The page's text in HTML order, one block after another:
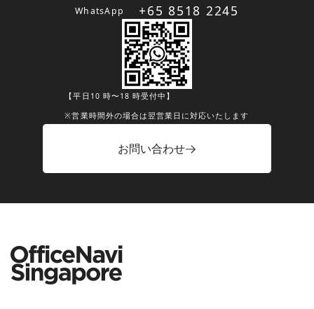
WhatsApp
+65 8518 2245
【平日10 時〜18 時受付中】
※営業時間外の場合は翌営業日に対応いたします
お問い合わせ